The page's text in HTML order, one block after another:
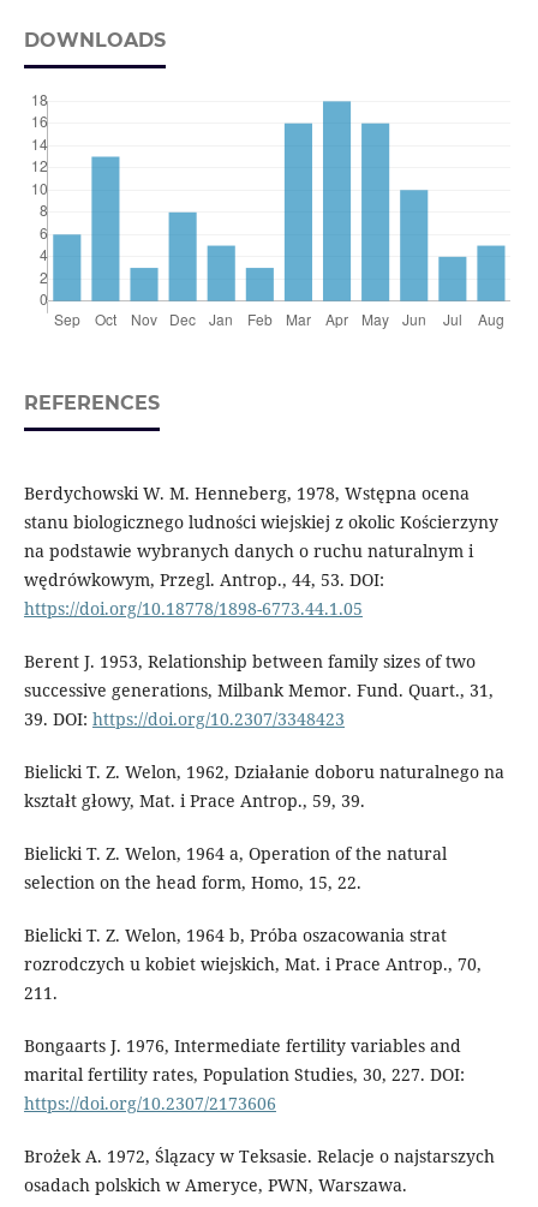
DOWNLOADS
REFERENCES
Berdychowski W. M. Henneberg, 1978, Wstępna ocena
stanu biologicznego ludności wiejskiej z okolic Kościerzyny
na podstawie wybranych danych o ruchu naturalnym i
wędrówkowym, Przegl. Antrop., 44, 53. DOI:
https://doi.org/10.18778/1898-6773.44.1.05
Berent J. 1953, Relationship between family sizes of two
successive generations, Milbank Memor. Fund. Quart., 31,
39. DOI: https://doi.org/10.2307/3348423
Bielicki T. Z. Welon, 1962, Działanie doboru naturalnego na
kształt głowy, Mat. i Prace Antrop., 59, 39.
Bielicki T. Z. Welon, 1964 a, Operation of the natural
selection on the head form, Homo, 15, 22.
Bielicki T. Z. Welon, 1964 b, Próba oszacowania strat
rozrodczych u kobiet wiejskich, Mat. i Prace Antrop., 70,
211.
Bongaarts J. 1976, Intermediate fertility variables and
marital fertility rates, Population Studies, 30, 227. DOI:
https://doi.org/10.2307/2173606
Brożek A. 1972, Ślązacy w Teksasie. Relacje o najstarszych
osadach polskich w Ameryce, PWN, Warszawa.